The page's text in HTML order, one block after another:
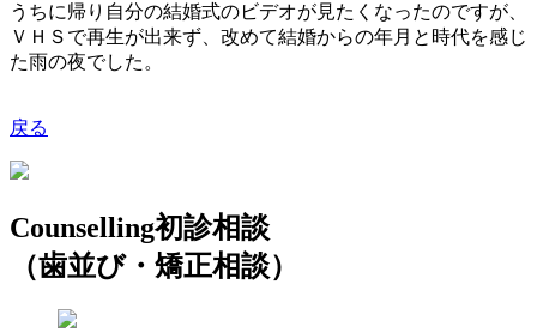
うちに帰り自分の結婚式のビデオが見たくなったのですが、
ＶＨＳで再生が出来ず、改めて結婚からの年月と時代を感じ
た雨の夜でした。
戻る
Counselling初診相談
（歯並び・矯正相談）